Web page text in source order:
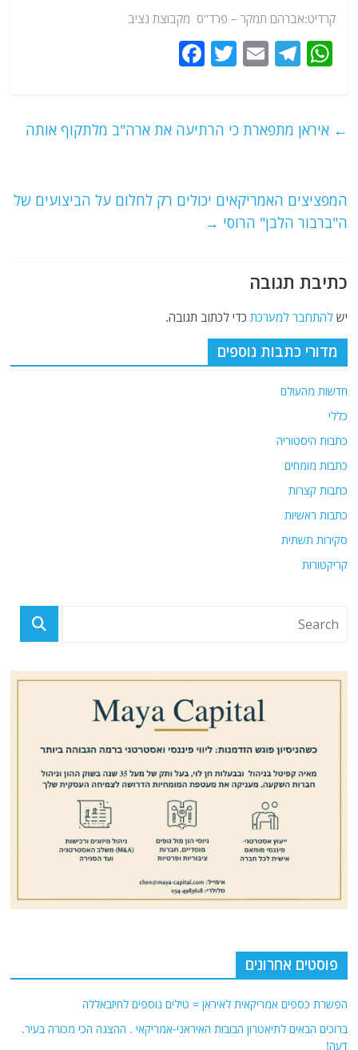
קרדיט:אברהם תמקר – פרד"ס מקבוצת נציב
W
s
p
T
g
E
l
T
er
e
o
← איראן מתפארת כי הרתיעה את ארה"ב מלתקוף אותה
המפציצים האמריקאים יכולים רק לחלום על הביצועים של
ה"ברבור הלבן" הרוסי →
כתיבת תגובה
ישלהתחבר למערכת כדי לכתוב תגובה.
מדורי כתבות נוספים
חדשות מהעולם
כללי
כתבות היסטוריה
כתבות מומחים
כתבות קצרות
כתבות ראשיות
סקירות תשתית
קריקטורות
פוסטים אחרונים
הפשרת כספים אמריקאית לאיראן = טילים נוספים לחיזבאללה
ברוכים הבאים לתיאטרון הבובות האיראני-אמריקאי . ההצגה הכי מכורה בעיר.
דעה!